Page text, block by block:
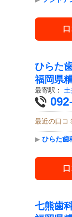
ひらた
福岡県
最寄駅：
最近の口コ
▶ ひらた歯
七熊歯